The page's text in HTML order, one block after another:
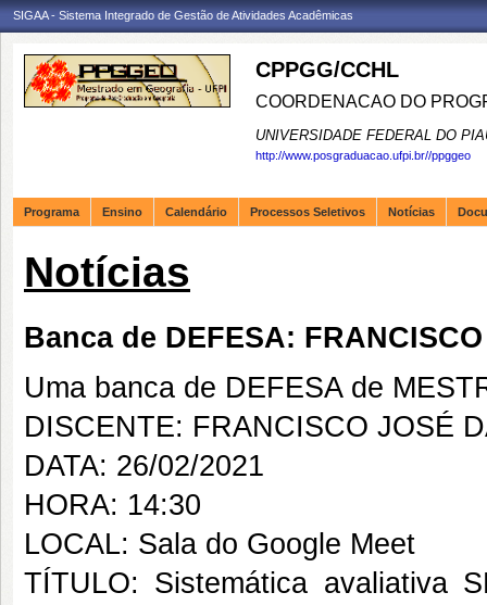
SIGAA - Sistema Integrado de Gestão de Atividades Acadêmicas
CPPGG/CCHL
COORDENACAO DO
UNIVERSIDADE FEDERAL DO
http://www.posgraduacao.ufpi.br//ppggeo
Programa Ensino Calendário Processos Seletivos Notícias
Notícias
Banca de DEFESA:
Uma banca de DEFESA de
DISCENTE: FRANCISCO JOSÉ
DATA: 26/02/2021
HORA: 14:30
LOCAL: Sala do Google Meet
TÍTULO: Sistemática avaliativa